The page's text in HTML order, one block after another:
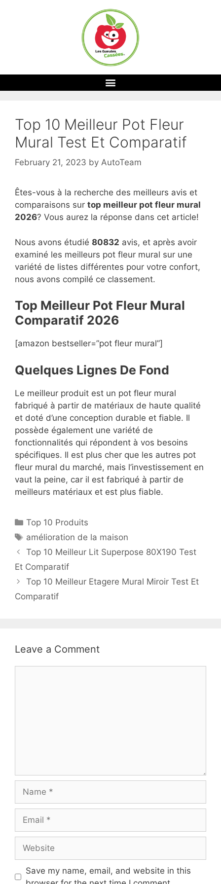
Top 10 Meilleur Pot Fleur
Mural Test Et Comparatif
February 21, 2023 by AutoTeam
Êtes-vous à la recherche des meilleurs avis et
comparaisons sur top meilleur pot fleur mural
2026? Vous aurez la réponse dans cet article!
Nous avons étudié 80832 avis, et après avoir
examiné les meilleurs pot fleur mural sur une
variété de listes différentes pour votre confort,
nous avons compilé ce classement.
Top Meilleur Pot Fleur Mural
Comparatif 2026
[amazon bestseller=”pot fleur mural”]
Quelques Lignes De Fond
Le meilleur produit est un pot fleur mural
fabriqué à partir de matériaux de haute qualité
et doté d’une conception durable et fiable. Il
possède également une variété de
fonctionnalités qui répondent à vos besoins
spécifiques. Il est plus cher que les autres pot
fleur mural du marché, mais l’investissement en
vaut la peine, car il est fabriqué à partir de
meilleurs matériaux et est plus fiable.
Top 10 Produits
amélioration de la maison
Top 10 Meilleur Lit Superpose 80X190 Test
Et Comparatif
Top 10 Meilleur Etagere Mural Miroir Test Et
Comparatif
Leave a Comment
Save my name, email, and website in this